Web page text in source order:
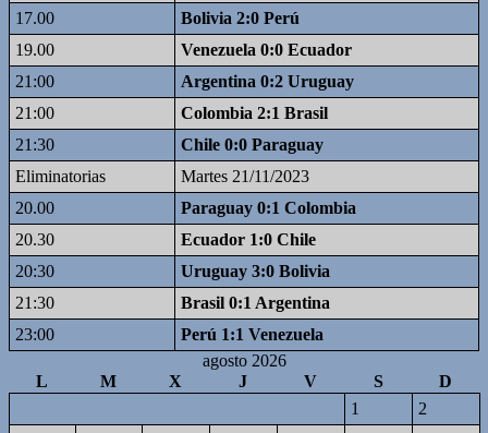
17.00
Bolivia 2:0 Perú
19.00
Venezuela 0:0 Ecuador
21:00
Argentina 0:2 Uruguay
21:00
Colombia 2:1 Brasil
21:30
Chile 0:0 Paraguay
Eliminatorias
Martes 21/11/2023
20.00
Paraguay 0:1 Colombia
20.30
Ecuador 1:0 Chile
20:30
Uruguay 3:0 Bolivia
21:30
Brasil 0:1 Argentina
23:00
Perú 1:1 Venezuela
agosto 2026
L
M X J V S
D
1
2